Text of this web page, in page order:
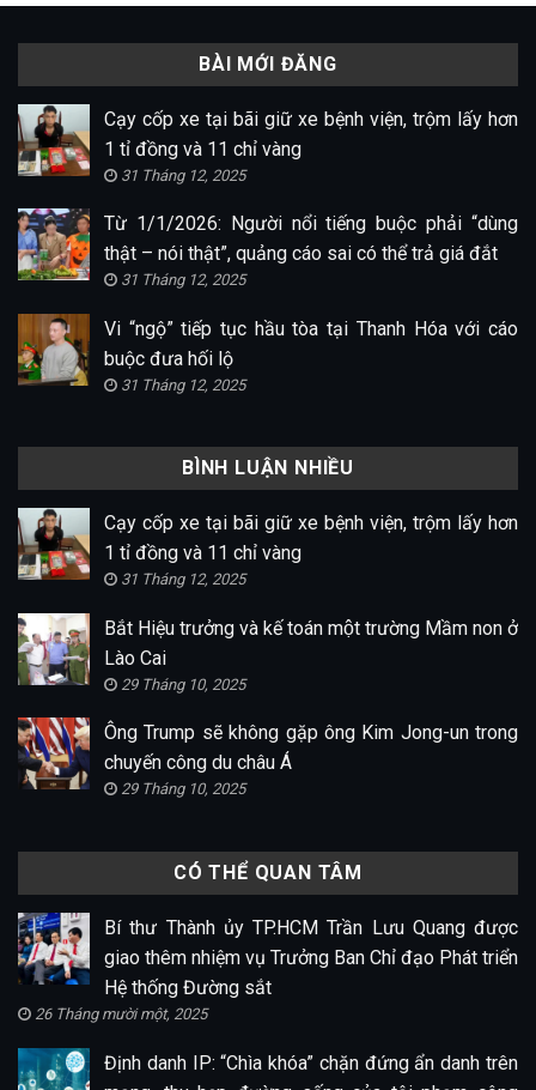
BÀI MỚI ĐĂNG
Cạy cốp xe tại bãi giữ xe bệnh viện, trộm lấy hơn
1 tỉ đồng và 11 chỉ vàng
31 Tháng 12, 2025
Từ 1/1/2026: Người nổi tiếng buộc phải “dùng
thật – nói thật”, quảng cáo sai có thể trả giá đắt
31 Tháng 12, 2025
Vi “ngộ” tiếp tục hầu tòa tại Thanh Hóa với cáo
buộc đưa hối lộ
31 Tháng 12, 2025
BÌNH LUẬN NHIỀU
Cạy cốp xe tại bãi giữ xe bệnh viện, trộm lấy hơn
1 tỉ đồng và 11 chỉ vàng
31 Tháng 12, 2025
Bắt Hiệu trưởng và kế toán một trường Mầm non ở
Lào Cai
29 Tháng 10, 2025
Ông Trump sẽ không gặp ông Kim Jong-un trong
chuyến công du châu Á
29 Tháng 10, 2025
CÓ THỂ QUAN TÂM
Bí thư Thành ủy TP.HCM Trần Lưu Quang được
giao thêm nhiệm vụ Trưởng Ban Chỉ đạo Phát triển
Hệ thống Đường sắt
26 Tháng mười một, 2025
Định danh IP: “Chìa khóa” chặn đứng ẩn danh trên